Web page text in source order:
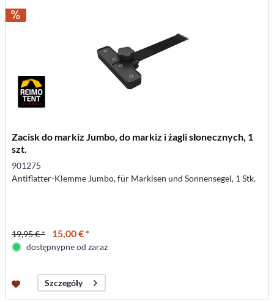
Zacisk do markiz Jumbo, do markiz i żagli słonecznych, 1
szt.
901275
Antiflatter-Klemme Jumbo, für Markisen und Sonnensegel, 1 Stk.
19,95 € * 15,00 € *
dostępnypne od zaraz
Szczegóły